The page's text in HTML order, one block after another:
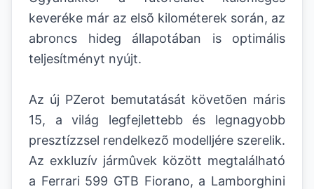
keveréke már az elsõ kilométerek során, az
abroncs hideg állapotában is optimális
teljesítményt nyújt.
Az új PZerot bemutatását követõen máris
15, a világ legfejlettebb és legnagyobb
presztízzsel rendelkezõ modelljére szerelik.
Az exkluzív jármûvek között megtalálható
a Ferrari 599 GTB Fiorano, a Lamborghini